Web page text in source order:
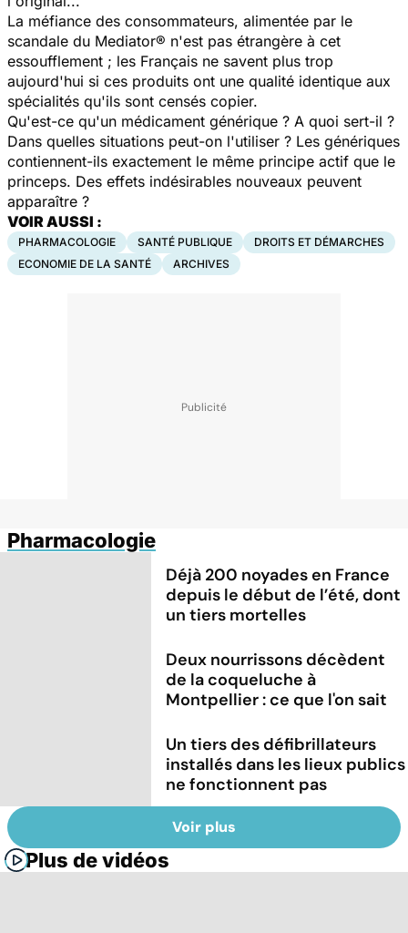
La méfiance des consommateurs, alimentée par le
scandale du Mediator® n'est pas étrangère à cet
essoufflement ; les Français ne savent plus trop
aujourd'hui si ces produits ont une qualité identique aux
spécialités qu'ils sont censés copier.
Qu'est-ce qu'un médicament générique ? A quoi sert-il ?
Dans quelles situations peut-on l'utiliser ? Les génériques
contiennent-ils exactement le même principe actif que le
princeps. Des effets indésirables nouveaux peuvent
apparaître ?
VOIR AUSSI :
PHARMACOLOGIE SANTÉ PUBLIQUE
DROITS ET DÉMARCHES
ECONOMIE DE LA SANTÉ
ARCHIVES
Pharmacologie
Déjà 200 noyades en France
depuis le début de l’été, dont
un tiers mortelles
Deux nourrissons décèdent
de la coqueluche à
Montpellier : ce que l'on sait
Un tiers des défibrillateurs
installés dans les lieux publics
ne fonctionnent pas
Voir plus
Plus de vidéos